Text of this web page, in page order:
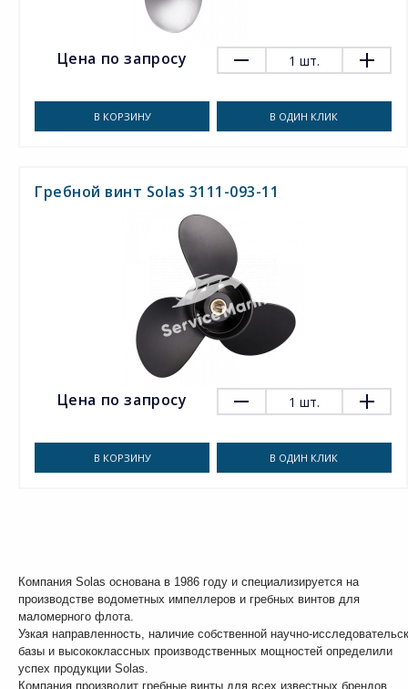
Цена по запросу 1 шт.
В КОРЗИНУ В ОДИН КЛИК
Гребной винт Solas 3111-093-11
Цена по запросу 1 шт.
В КОРЗИНУ В ОДИН КЛИК
Компания Solas основана в 1986 году и специализируется на
производстве водометных импеллеров и гребных винтов для
маломерного флота.
Узкая направленность, наличие собственной научно-
базы и высококлассных производственных мощностей определили
успех продукции Solas.
Компания производит гребные винты для всех известных брендов